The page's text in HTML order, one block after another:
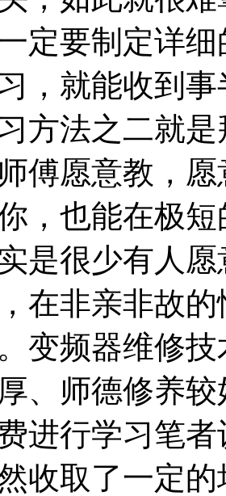
定要制定详
，就能收到
方法之二就
傅愿意教，
，也能在极
是很少有人
在非亲非故
变频器维修
、师德修养
进行学习笔
收取了一定